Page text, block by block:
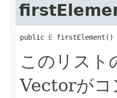
public E firstElement()
このリスト
Vectorがコ